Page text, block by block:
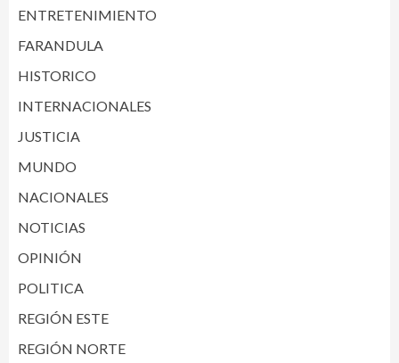
ENTRETENIMIENTO
FARANDULA
HISTORICO
INTERNACIONALES
JUSTICIA
MUNDO
NACIONALES
NOTICIAS
OPINIÓN
POLITICA
REGIÓN ESTE
REGIÓN NORTE